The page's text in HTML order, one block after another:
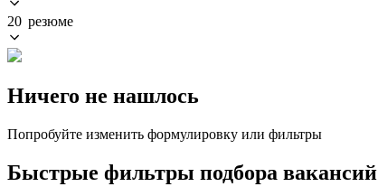
20 резюме
Ничего не нашлось
Попробуйте изменить формулировку или фильтры
Быстрые фильтры подбора вакансий